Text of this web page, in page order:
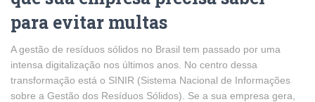
para evitar multas
A gestão de resíduos sólidos no Brasil tem passado por uma
intensa digitalização nos últimos anos. No centro dessa
transformação está o SINIR (Sistema Nacional de Informações
sobre a Gestão dos Resíduos Sólidos). Se a sua empresa gera,